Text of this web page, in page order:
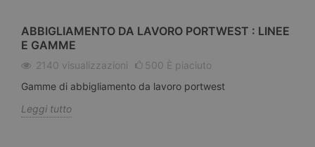
ABBIGLIAMENTO DA LAVORO PORTWEST : LINEE
E GAMME
2140 visualizzazioni 500 È piaciuto
Gamme di abbigliamento da lavoro portwest
Leggi tutto